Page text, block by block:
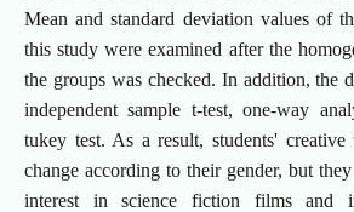
Mean and standard deviation values of
this study were examined after the
the groups was checked. In addition, the
independent sample t-test, one-way
tukey test. As a result, students'
change according to their gender, but
interest in science fiction films and